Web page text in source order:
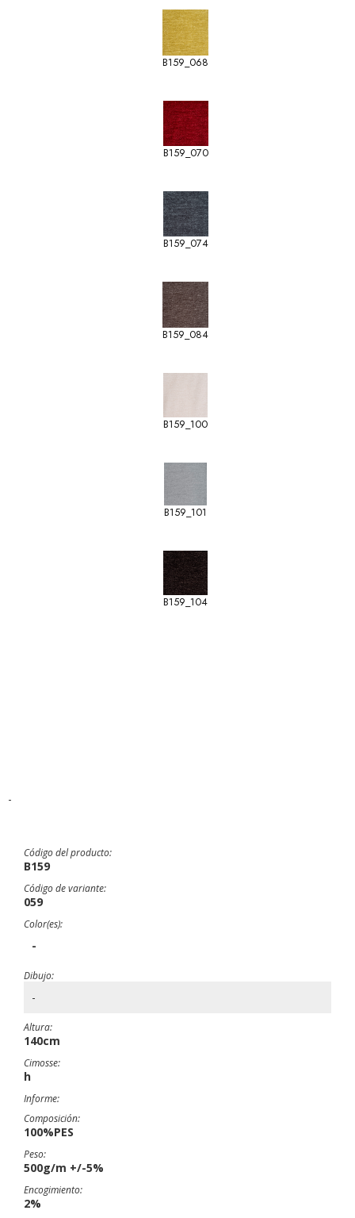
B159_068
B159_070
B159_074
B159_084
B159_100
B159_101
B159_104
-
Código del producto:
B159
Código de variante:
059
Color(es):
-
Dibujo:
-
Altura:
140cm
Cimosse:
h
Informe:
Composición:
100%PES
Peso:
500g/m +/-5%
Encogimiento:
2%